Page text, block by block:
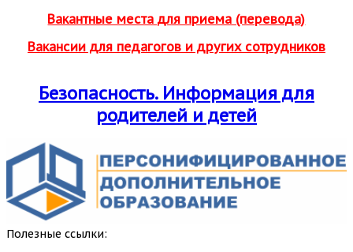
Вакантные места для приема (перевода)
Вакансии для педагогов и других сотрудников
Безопасность. Информация для
родителей и детей
Полезные ссылки: